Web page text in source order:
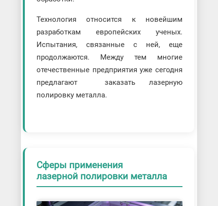
Технология относится к новейшим
разработкам европейских ученых.
Испытания, связанные с ней, еще
продолжаются. Между тем многие
отечественные предприятия уже сегодня
предлагают заказать лазерную
полировку металла.
Сферы применения
лазерной полировки металла